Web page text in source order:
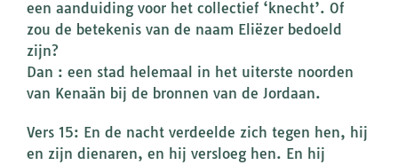
een aanduiding voor het collectief ‘knecht’. Of
zou de betekenis van de naam Eliëzer bedoeld
zijn?
Dan : een stad helemaal in het uiterste noorden
van Kenaän bij de bronnen van de Jordaan.
Vers 15: En de nacht verdeelde zich tegen hen, hij
en zijn dienaren, en hij versloeg hen. En hij